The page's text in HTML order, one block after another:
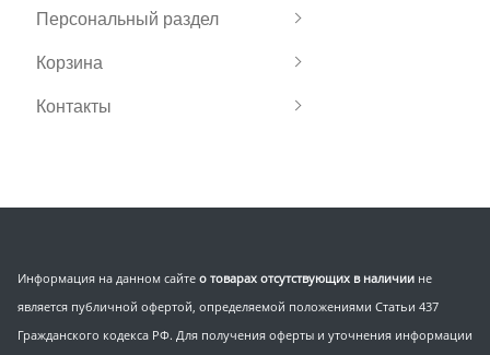
Персональный раздел
Корзина
Контакты
Информация на данном сайте о товарах отсутствующих в наличии не
является публичной офертой, определяемой положениями Статьи 437
Гражданского кодекса РФ. Для получения оферты и уточнения информации